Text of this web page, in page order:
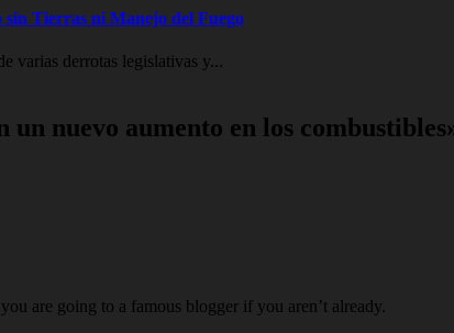
sin Tierras ni Manejo del Fuego
varias derrotas legislativas y...
nuevo aumento en los
are going to a famous blogger if you aren’t already.